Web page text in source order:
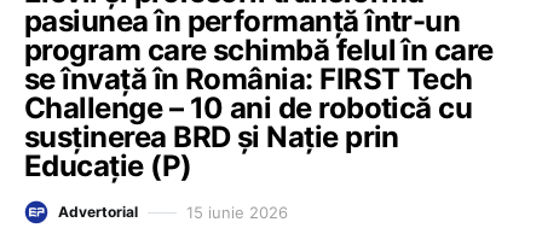
pasiunea în performanță într-un
program care schimbă felul în care
se învață în România: FIRST Tech
Challenge – 10 ani de robotică cu
susținerea BRD și Nație prin
Educație (P)
Advertorial 15 iunie 2026